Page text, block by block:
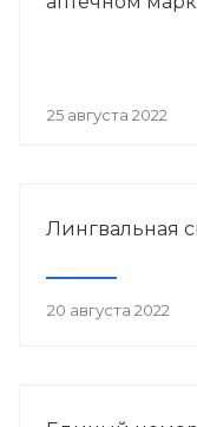
25 августа 2022
Лингвальная
20 августа 2022